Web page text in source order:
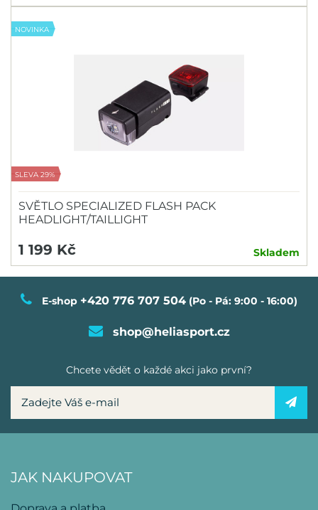
NOVINKA
SLEVA 29%
SVĚTLO SPECIALIZED FLASH PACK
HEADLIGHT/TAILLIGHT
1 199 Kč Skladem
E-shop +420 776 707 504 (Po - Pá: 9:00 - 16:00)
shop@heliasport.cz
Chcete vědět o každé akci jako první?
JAK NAKUPOVAT